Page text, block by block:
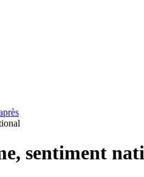
sentiment